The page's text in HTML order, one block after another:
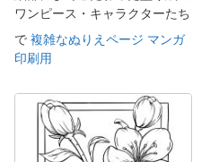
ワンピース・キャラクターたち
で 複雑なぬりえページ マンガ
印刷用